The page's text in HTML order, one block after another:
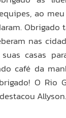
ao
Obrigado
nas
casas
café da
O Rio
Allyson.